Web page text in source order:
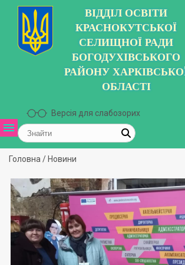
ВІДДІЛ ОСВІТИ
КРАСНОКУТСЬКОЇ
СЕЛИЩНОЇ РАДИ
БОГОДУХІВСЬКОГО
РАЙОНУ
ОБЛАСТІ
Версія для слабозорих
Головна / Новини